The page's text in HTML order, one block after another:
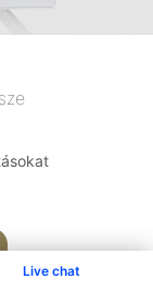
Live chat